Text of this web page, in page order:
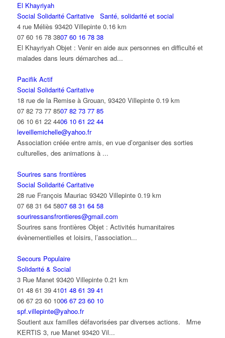
El Khayriyah
Social Solidarité Caritative
Santé, solidarité et social
4 rue Méliès 93420 Villepinte 0.16 km
07 60 16 78 3807 60 16 78 38
El Khayriyah Objet : Venir en aide aux personnes en difficulté et
malades dans leurs démarches ad...
Pacifik Actif
Social Solidarité Caritative
18 rue de la Remise à Grouan, 93420 Villepinte 0.19 km
07 82 73 77 8507 82 73 77 85
06 10 61 22 4406 10 61 22 44
leveillemichelle@yahoo.fr
Association créée entre amis, en vue d’organiser des sorties
culturelles, des animations à ...
Sourires sans frontières
Social Solidarité Caritative
28 rue François Mauriac 93420 Villepinte 0.19 km
07 68 31 64 5807 68 31 64 58
souriressansfrontieres@gmail.com
Sourires sans frontières Objet : Activités humanitaires
évènementielles et loisirs, l’association...
Secours Populaire
Solidarité & Social
3 Rue Manet 93420 Villepinte 0.21 km
01 48 61 39 4101 48 61 39 41
06 67 23 60 1006 67 23 60 10
spf.villepinte@yahoo.fr
Soutient aux familles défavorisées par diverses actions. Mme
KERTIS 3, rue Manet 93420 Vil...